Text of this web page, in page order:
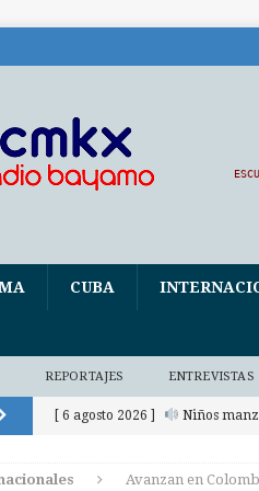
CUBA
REPORTAJES ENTREVISTAS
[ 6 agosto 2026 ] Niños
Avanzan en